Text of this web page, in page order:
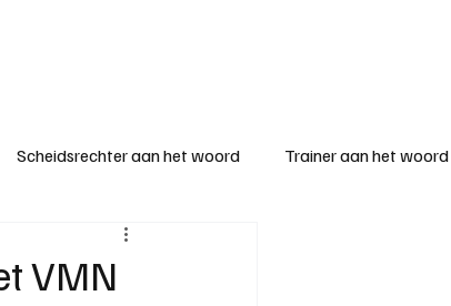
Scheidsrechter aan het woord Trainer aan het woord
- Topscorer van het seizoen
VMN